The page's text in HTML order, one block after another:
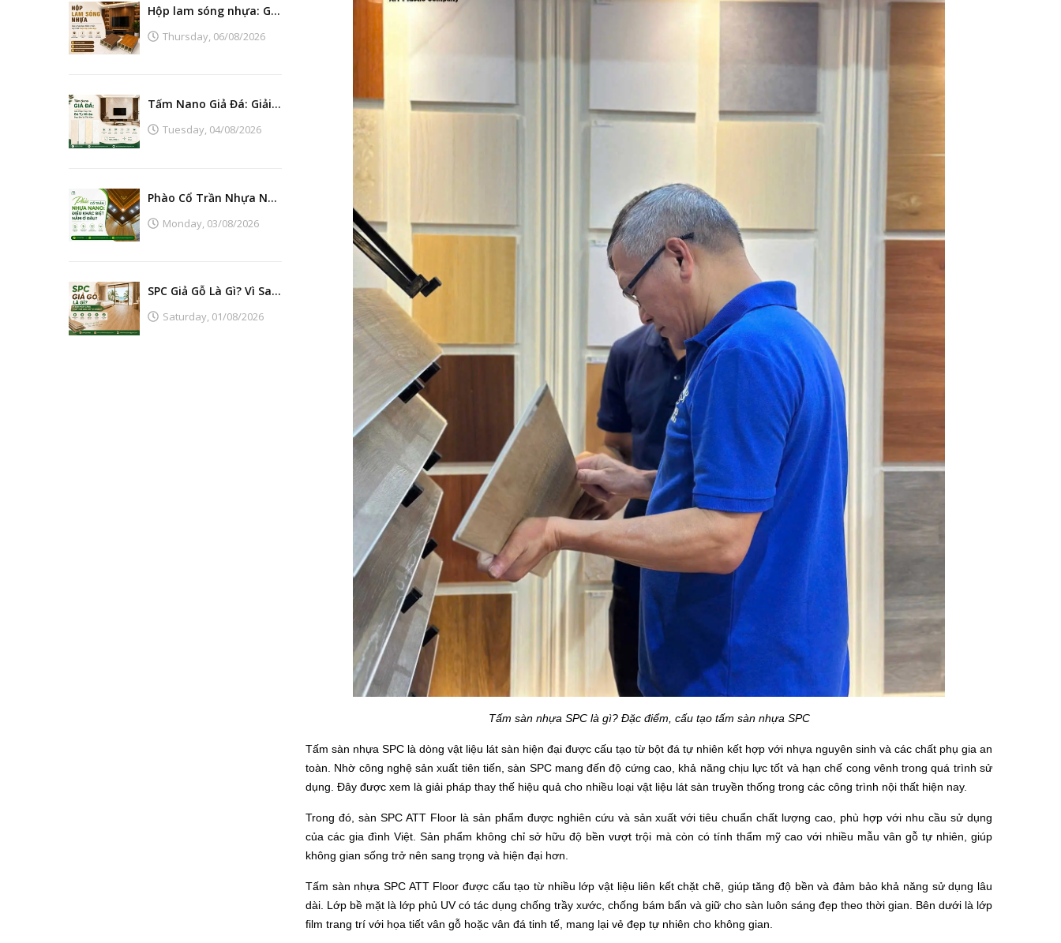
Tấm sàn nhựa SPC là gì? Đặc điểm, cấu tạo tấm sàn nhựa SPC
Tấm sàn nhựa SPC là dòng vật liệu lát sàn hiện đại được cấu tạo từ bột đá tự nhiên kết hợp với nhựa nguyên sinh và các chất phụ gia an
toàn. Nhờ công nghệ sản xuất tiên tiến, sàn SPC mang đến độ cứng cao, khả năng chịu lực tốt và hạn chế cong vênh trong quá trình sử
dụng. Đây được xem là giải pháp thay thế hiệu quả cho nhiều loại vật liệu lát sàn truyền thống trong các công trình nội thất hiện nay.
Trong đó, sàn SPC ATT Floor là sản phẩm được nghiên cứu và sản xuất với tiêu chuẩn chất lượng cao, phù hợp với nhu cầu sử dụng
của các gia đình Việt. Sản phẩm không chỉ sở hữu độ bền vượt trội mà còn có tính thẩm mỹ cao với nhiều mẫu vân gỗ tự nhiên, giúp
không gian sống trở nên sang trọng và hiện đại hơn.
Tấm sàn nhựa SPC ATT Floor được cấu tạo từ nhiều lớp vật liệu liên kết chặt chẽ, giúp tăng độ bền và đảm bảo khả năng sử dụng lâu
dài. Lớp bề mặt là lớp phủ UV có tác dụng chống trầy xước, chống bám bẩn và giữ cho sàn luôn sáng đẹp theo thời gian. Bên dưới là lớp
film trang trí với họa tiết vân gỗ hoặc vân đá tinh tế, mang lại vẻ đẹp tự nhiên cho không gian.
Hộp lam sóng nhựa: Giải pháp tạo điểm nhấn nội thất hiện đại, bền đẹp
Thursday, 06/08/2026
Tấm Nano Giả Đá: Giải Pháp Thay Thế Đá Tự Nhiên Đẹp, Bền Và Tiết Kiệm
Tuesday, 04/08/2026
Phào Cổ Trần Nhựa Nano: Điều Khác Biệt Nằm Ở Đâu?
Monday, 03/08/2026
SPC Giả Gỗ Là Gì? Vì Sao Ngày Càng Thay Thế Sàn Gỗ Tự Nhiên?
Saturday, 01/08/2026